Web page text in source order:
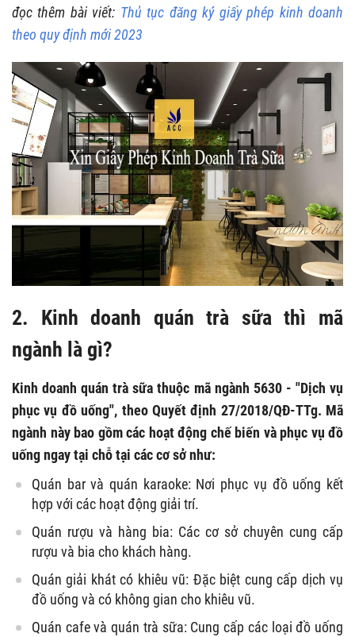
đọc thêm bài viết: Thủ tục đăng ký giấy phép kinh doanh
theo quy định mới 2023
2. Kinh doanh quán trà sữa thì mã
ngành là gì?
Kinh doanh quán trà sữa thuộc mã ngành 5630 - "Dịch vụ
phục vụ đồ uống", theo Quyết định 27/2018/QĐ-TTg. Mã
ngành này bao gồm các hoạt động chế biến và phục vụ đồ
uống ngay tại chỗ tại các cơ sở như:
Quán bar và quán karaoke: Nơi phục vụ đồ uống kết
hợp với các hoạt động giải trí.
Quán rượu và hàng bia: Các cơ sở chuyên cung cấp
rượu và bia cho khách hàng.
Quán giải khát có khiêu vũ: Đặc biệt cung cấp dịch vụ
đồ uống và có không gian cho khiêu vũ.
Quán cafe và quán trà sữa: Cung cấp các loại đồ uống